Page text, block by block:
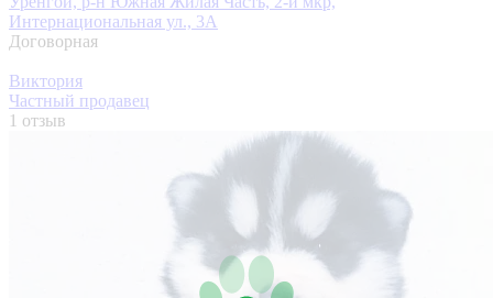
Интернациональная ул., 3А
Договорная
Виктория
Частный продавец
1 отзыв